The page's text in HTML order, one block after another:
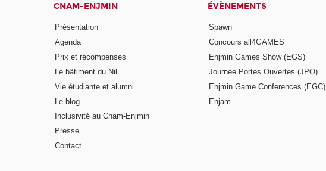
CNAM-ENJMIN
Présentation
Agenda
Prix et récompenses
Le bâtiment du Nil
Vie étudiante et alumni
Le blog
Inclusivité au Cnam-Enjmin
Presse
Contact
ÉVÈNEMENTS
Spawn
Concours all4GAMES
Enjmin Games Show (EGS)
Journée Portes Ouvertes (JPO)
Enjmin Game Conferences (EGC)
Enjam